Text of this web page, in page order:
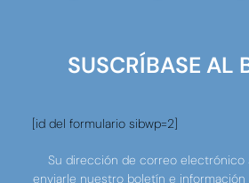
SUSCRÍBASE AL
[id del formulario sibwp=2]
Su dirección de correo electrónico
enviarle nuestro boletín e información